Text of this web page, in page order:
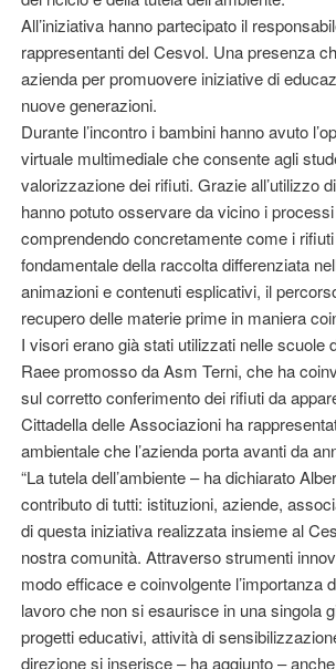
All’iniziativa hanno partecipato il
rappresentanti del Cesvol. Una presenza
azienda per promuovere iniziative di
nuove generazioni.
Durante l’incontro i bambini hanno avuto
virtuale multimediale che consente agli
valorizzazione dei rifiuti. Grazie all’utilizzo
hanno potuto osservare da vicino i
comprendendo concretamente come i
fondamentale della raccolta differenziata
animazioni e contenuti esplicativi, il
recupero delle materie prime in maniera
I visori erano già stati utilizzati nelle scuole
Raee promosso da Asm Terni, che ha
sul corretto conferimento dei rifiuti da
Cittadella delle Associazioni ha
ambientale che l’azienda porta avanti da
“La tutela dell’ambiente – ha dichiarato
contributo di tutti: istituzioni, aziende,
di questa iniziativa realizzata insieme al
nostra comunità. Attraverso strumenti
modo efficace e coinvolgente l’importanza
lavoro che non si esaurisce in una singola
progetti educativi, attività di
direzione si inserisce – ha aggiunto –